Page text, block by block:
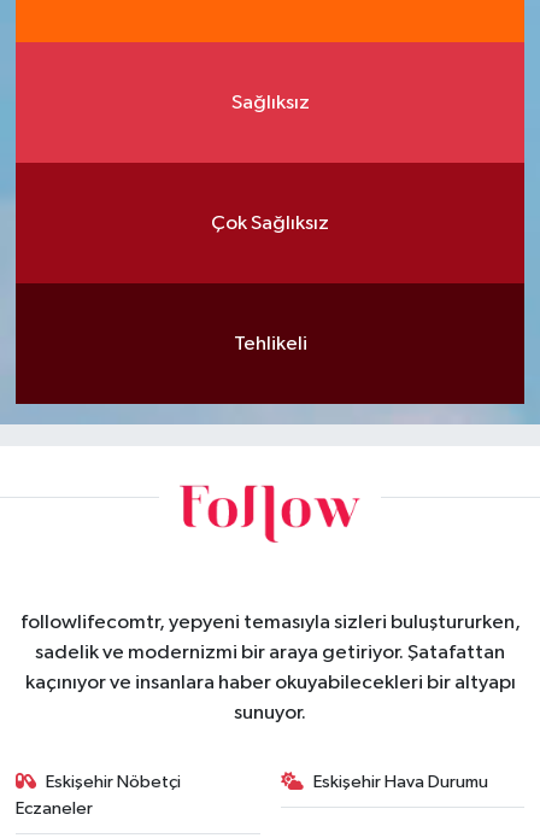
Sağlıksız
Çok Sağlıksız
Tehlikeli
followlifecomtr, yepyeni temasıyla sizleri buluştururken,
sadelik ve modernizmi bir araya getiriyor. Şatafattan
kaçınıyor ve insanlara haber okuyabilecekleri bir altyapı
sunuyor.
Eskişehir Nöbetçi
Eczaneler
Eskişehir Hava Durumu